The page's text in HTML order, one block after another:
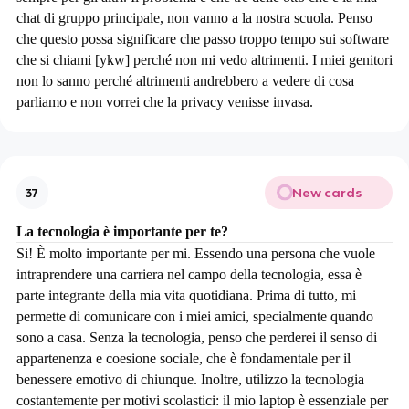
chat di gruppo principale, non vanno a la nostra scuola. Penso
che questo possa significare che passo troppo tempo sui software
che si chiami [ykw] perché non mi vedo altrimenti. I miei genitori
non lo sanno perché altrimenti andrebbero a vedere di cosa
parliamo e non vorrei che la privacy venisse invasa.
37 New cards
La tecnologia è importante per te?
Si! È molto importante per mi. Essendo una persona che vuole
intraprendere una carriera nel campo della tecnologia, essa è
parte integrante della mia vita quotidiana. Prima di tutto, mi
permette di comunicare con i miei amici, specialmente quando
sono a casa. Senza la tecnologia, penso che perderei il senso di
appartenenza e coesione sociale, che è fondamentale per il
benessere emotivo di chiunque. Inoltre, utilizzo la tecnologia
costantemente per motivi scolastici: il mio laptop è essenziale per